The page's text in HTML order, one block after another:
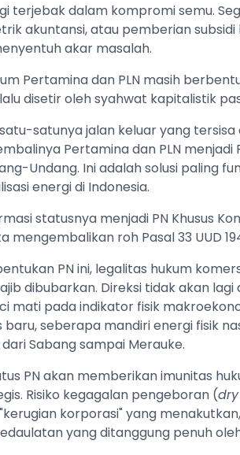
terjebak dalam kompromi semu.
akuntansi, atau pemberian
akar masalah.
Pertamina dan PLN masih
disetir oleh syahwat kapitalistik
satunya jalan keluar yang
Pertamina dan PLN
Undang. Ini adalah solusi paling
energi di Indonesia.
statusnya menjadi PN Khusus
roh Pasal 33 UUD
PN ini, legalitas hukum
dibubarkan. Direksi tidak akan
mati pada indikator fisik
seberapa mandiri energi fisik
Sabang sampai Merauke.
PN akan memberikan imunitas
Risiko kegagalan pengeboran (
korporasi" yang
yang ditanggung penuh